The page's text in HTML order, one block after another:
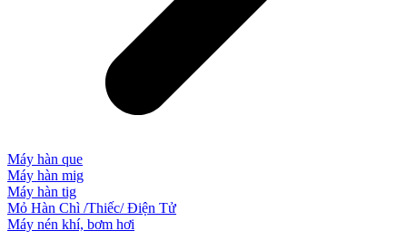
Máy hàn que
Máy hàn mig
Máy hàn tig
Mỏ Hàn Chì /Thiếc/ Điện Tử
Máy nén khí, bơm hơi